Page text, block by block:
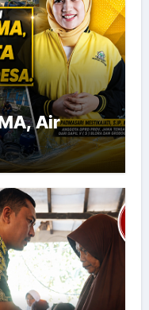
Air